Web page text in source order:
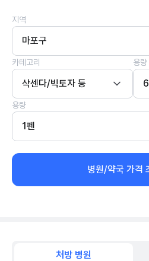
지역
마포구
카테고리
삭센다/빅토자 등
용량
용량
1펜
병원/약국 가격
처방 병원